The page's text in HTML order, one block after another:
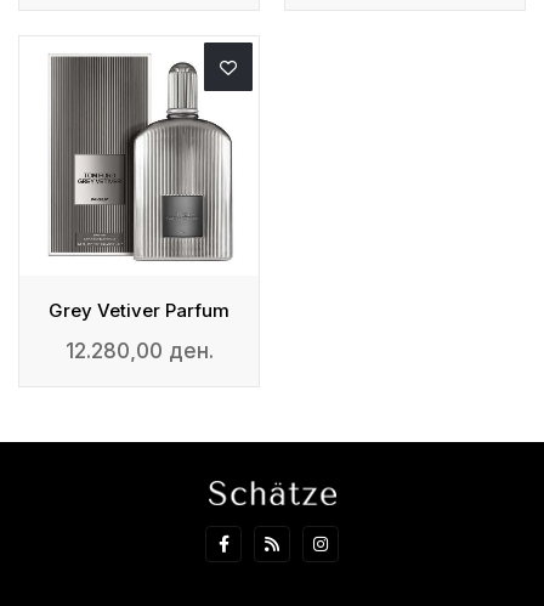
Grey Vetiver Parfum
12.280,00 ден.